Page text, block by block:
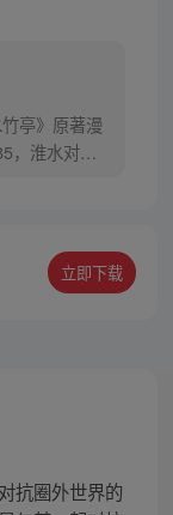
亭》原著漫
，淮水对应
立即下载
抗圈外世界的